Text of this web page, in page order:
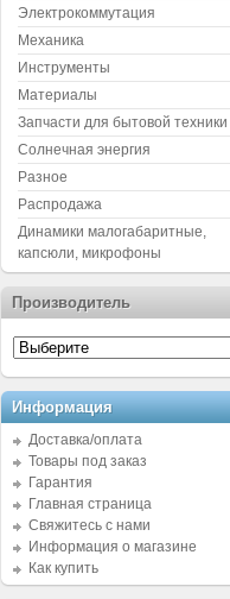
Электрокоммутация
Механика
Инструменты
Материалы
Запчасти для бытовой техники
Солнечная энергия
Разное
Распродажа
Динамики малогабаритные,
капсюли, микрофоны
Производитель
Информация
Доставка/оплата
Товары под заказ
Гарантия
Главная страница
Свяжитесь с нами
Информация о магазине
Как купить